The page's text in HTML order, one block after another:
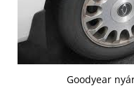
Goodyear